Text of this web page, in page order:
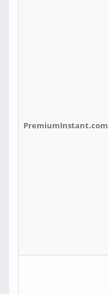
PremiumInstant.com